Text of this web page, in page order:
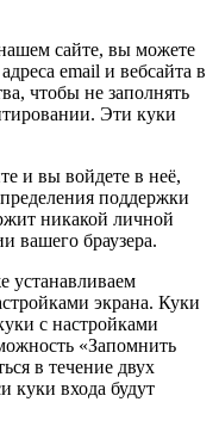
сайте, вы можете
email и вебсайта в
чтобы не заполнять
Эти куки
и вы войдете в неё,
поддержки
никакой личной
вашего браузера.
устанавливаем
экрана. Куки
с настройками
«Запомнить
в течение двух
куки входа будут